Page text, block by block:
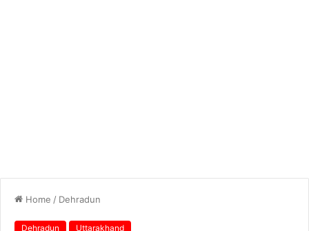
Home / Dehradun
Dehradun Uttarakhand